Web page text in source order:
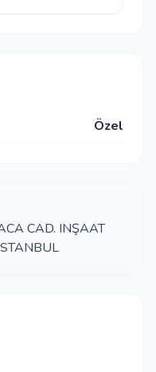
Özel
CAD. INŞAAT